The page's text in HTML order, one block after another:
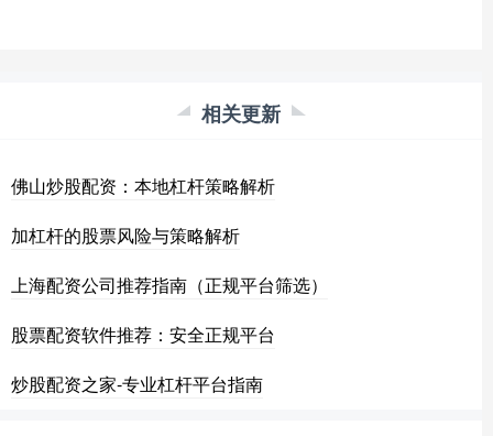
相关更新
佛山炒股配资：本地杠杆策略解析
加杠杆的股票风险与策略解析
上海配资公司推荐指南（正规平台筛选）
股票配资软件推荐：安全正规平台
炒股配资之家-专业杠杆平台指南